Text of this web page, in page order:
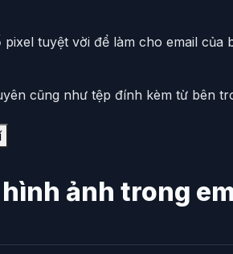
tuyệt vời để làm cho email của
cũng như tệp đính kèm từ bên
ảnh trong